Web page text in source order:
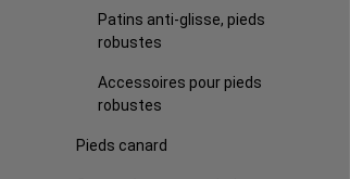
Patins anti-glisse, pieds
robustes
Accessoires pour pieds
robustes
Pieds canard